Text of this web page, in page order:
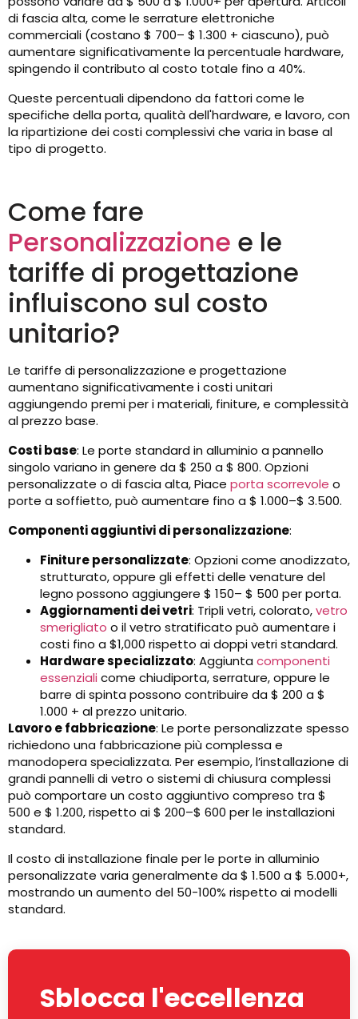
di fascia alta, come le serrature elettroniche
commerciali (costano $ 700– $ 1.300 + ciascuno), può
aumentare significativamente la percentuale hardware,
spingendo il contributo al costo totale fino a 40%.
Queste percentuali dipendono da fattori come le
specifiche della porta, qualità dell'hardware, e lavoro, con
la ripartizione dei costi complessivi che varia in base al
tipo di progetto.
Come fare
Personalizzazione e le
tariffe di progettazione
influiscono sul costo
unitario?
Le tariffe di personalizzazione e progettazione
aumentano significativamente i costi unitari
aggiungendo premi per i materiali, finiture, e complessità
al prezzo base.
Costi base: Le porte standard in alluminio a pannello
singolo variano in genere da $ 250 a $ 800. Opzioni
personalizzate o di fascia alta, Piace porta scorrevole o
porte a soffietto, può aumentare fino a $ 1.000–$ 3.500.
Componenti aggiuntivi di personalizzazione:
Finiture personalizzate: Opzioni come anodizzato,
strutturato, oppure gli effetti delle venature del
legno possono aggiungere $ 150– $ 500 per porta.
Aggiornamenti dei vetri: Tripli vetri, colorato,vetro
smerigliato o il vetro stratificato può aumentare i
costi fino a $1,000 rispetto ai doppi vetri standard.
Hardware specializzato: Aggiunta componenti
essenziali come chiudiporta, serrature, oppure le
barre di spinta possono contribuire da $ 200 a $
1.000 + al prezzo unitario.
Lavoro e fabbricazione: Le porte personalizzate spesso
richiedono una fabbricazione più complessa e
manodopera specializzata. Per esempio, l’installazione di
grandi pannelli di vetro o sistemi di chiusura complessi
può comportare un costo aggiuntivo compreso tra $
500 e $ 1.200, rispetto ai $ 200–$ 600 per le installazioni
standard.
Il costo di installazione finale per le porte in alluminio
personalizzate varia generalmente da $ 1.500 a $ 5.000+,
mostrando un aumento del 50-100% rispetto ai modelli
standard.
Sblocca l'eccellenza